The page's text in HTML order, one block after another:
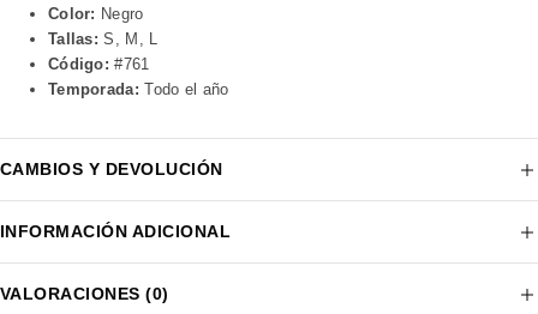
Color: Negro
Tallas: S, M, L
Código: #761
Temporada: Todo el año
CAMBIOS Y DEVOLUCIÓN
INFORMACIÓN ADICIONAL
VALORACIONES (0)